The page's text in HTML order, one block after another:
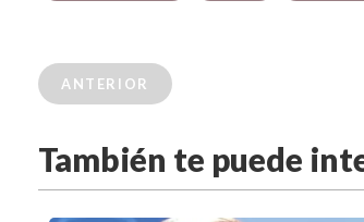
ANTERIOR
También te puede